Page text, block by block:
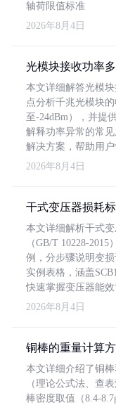
轴荷限值标准
2026年8月4日
光模块接收功率
本文详细解答光模
点分析千兆光模块
至-24dBm），并提
解释功率异常的常
解决方案，帮助用户
2026年8月4日
干式变压器损耗
本文详细解析干式
（GB/T 10228-
例，分步骤说明变
实例表格，涵盖
快速掌握变压器能效
2026年8月4日
铜棒的重量计算
本文详细介绍了铜
（理论公式法、查
棒密度取值（8.4-